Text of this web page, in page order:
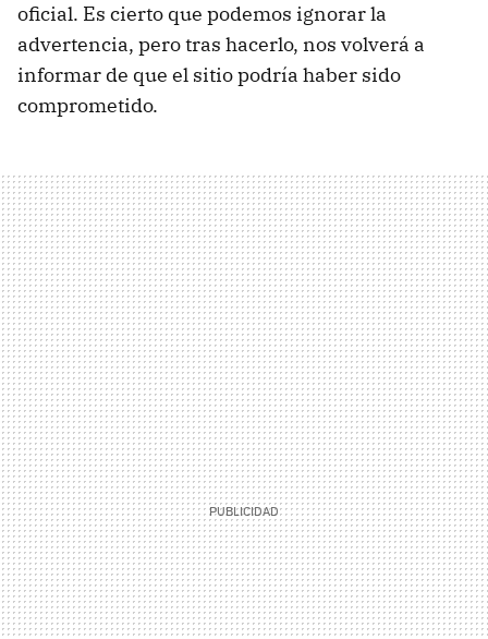
oficial. Es cierto que podemos ignorar la
advertencia, pero tras hacerlo, nos volverá a
informar de que el sitio podría haber sido
comprometido.